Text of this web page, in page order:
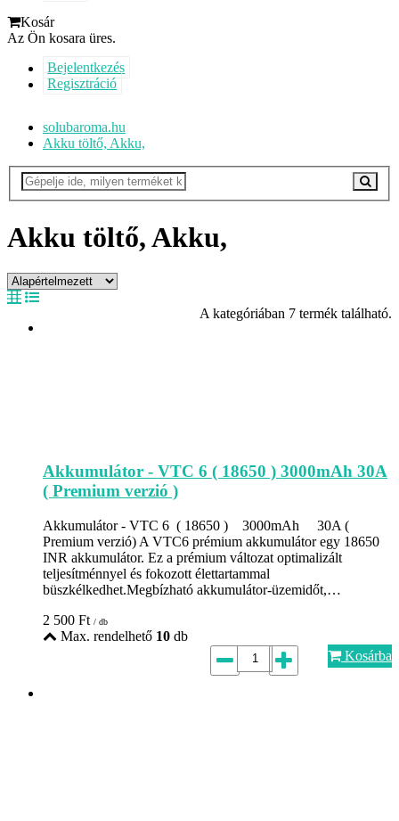
Kosár
Az Ön kosara üres.
Bejelentkezés
Regisztráció
solubaroma.hu
Akku töltő, Akku,
Akku töltő, Akku,
A kategóriában 7 termék található.
Akkumulátor - VTC 6 ( 18650 ) 3000mAh 30A
( Premium verzió )
Akkumulátor - VTC 6 ( 18650 ) 3000mAh 30A (
Premium verzió) A VTC6 prémium akkumulátor egy 18650
INR akkumulátor. Ez a prémium változat optimalizált
teljesítménnyel és fokozott élettartammal
büszkélkedhet.Megbízható akkumulátor-üzemidőt,…
2 500 Ft / db
Max. rendelhető 10 db
Kosárba